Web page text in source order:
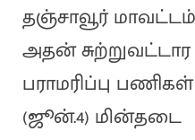
தஞ்சாவூர்
அதன் சுற்றுவட்டார
பராமரிப்பு
(ஜூன்.4) மின்தடை